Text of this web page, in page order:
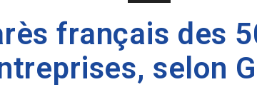
français des
selon